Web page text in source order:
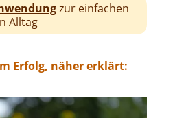
zur einfachen
Alltag
Erfolg, näher erklärt: